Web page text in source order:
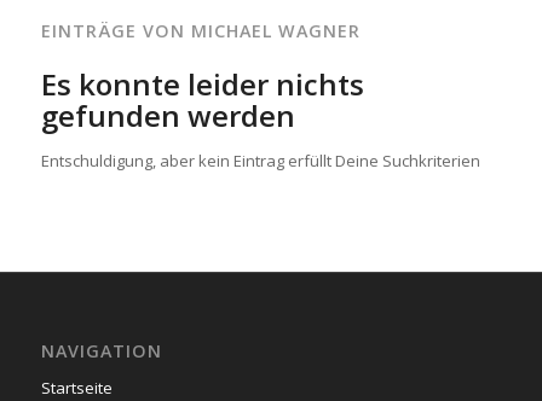
EINTRÄGE VON MICHAEL WAGNER
Es konnte leider nichts
gefunden werden
Entschuldigung, aber kein Eintrag erfüllt Deine Suchkriterien
NAVIGATION
Startseite